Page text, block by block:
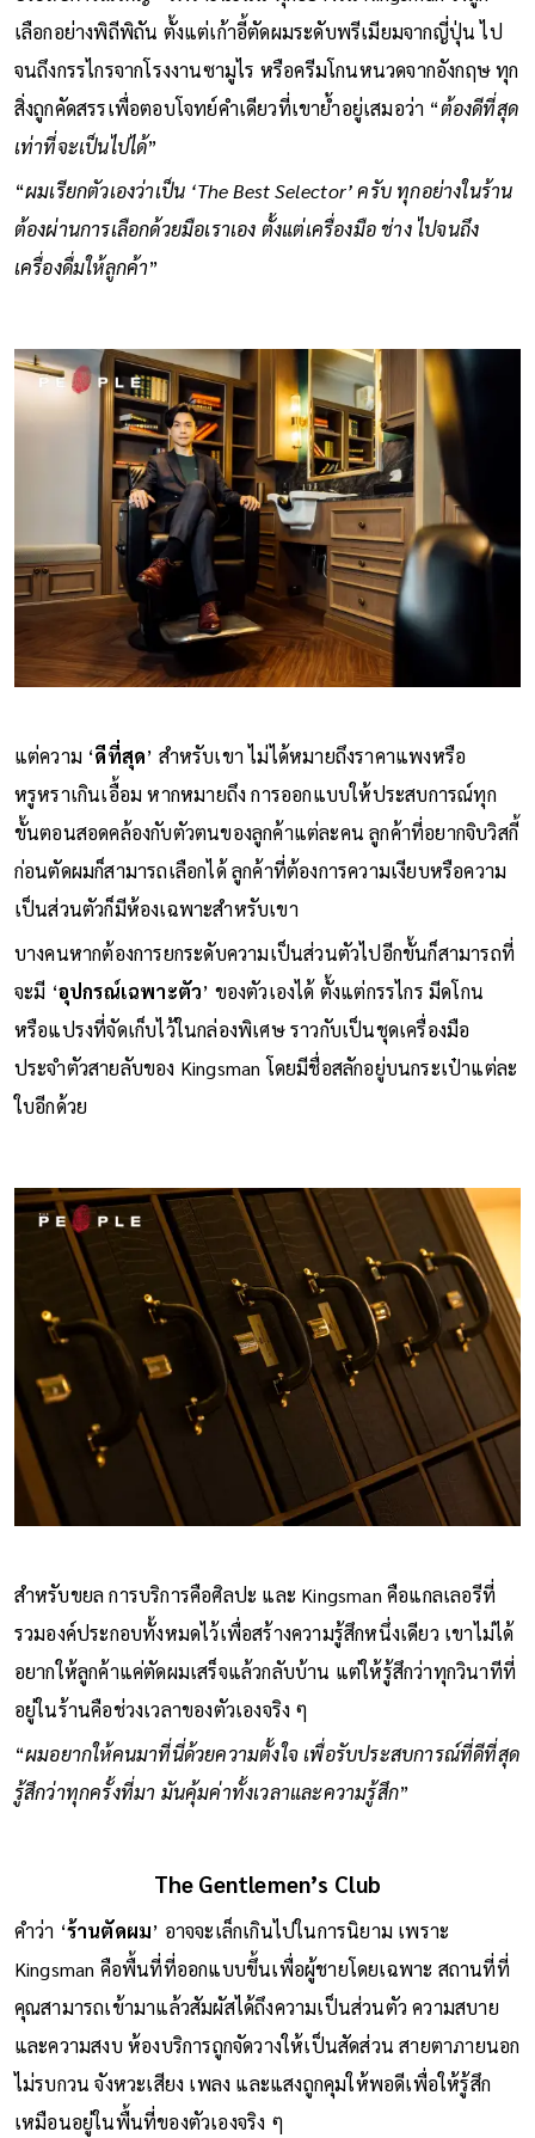
เลือกอย่างพิถีพิถัน ตั้งแต่เก้าอี้ตัดผมระดับพรีเมียมจากญี่ปุ่น ไป
จนถึงกรรไกรจากโรงงานซามูไร หรือครีมโกนหนวดจากอังกฤษ ทุก
สิ่งถูกคัดสรรเพื่อตอบโจทย์คำเดียวที่เขาย้ำอยู่เสมอว่า “ต้องดีที่สุด
เท่าที่จะเป็นไปได้”
“ผมเรียกตัวเองว่าเป็น ‘The Best Selector’ ครับ ทุกอย่างในร้าน
ต้องผ่านการเลือกด้วยมือเราเอง ตั้งแต่เครื่องมือ ช่าง ไปจนถึง
เครื่องดื่มให้ลูกค้า”
แต่ความ ‘ดีที่สุด’ สำหรับเขา ไม่ได้หมายถึงราคาแพงหรือ
หรูหราเกินเอื้อม หากหมายถึง การออกแบบให้ประสบการณ์ทุก
ขั้นตอนสอดคล้องกับตัวตนของลูกค้าแต่ละคน ลูกค้าที่อยากจิบวิสกี้
ก่อนตัดผมก็สามารถเลือกได้ ลูกค้าที่ต้องการความเงียบหรือความ
เป็นส่วนตัวก็มีห้องเฉพาะสำหรับเขา
บางคนหากต้องการยกระดับความเป็นส่วนตัวไปอีกขั้นก็สามารถที่
จะมี ‘อุปกรณ์เฉพาะตัว’ ของตัวเองได้ ตั้งแต่กรรไกร มีดโกน
หรือแปรงที่จัดเก็บไว้ในกล่องพิเศษ ราวกับเป็นชุดเครื่องมือ
ประจำตัวสายลับของ Kingsman โดยมีชื่อสลักอยู่บนกระเป๋าแต่ละ
ใบอีกด้วย
สำหรับขยล การบริการคือศิลปะ และ Kingsman คือแกลเลอรีที่
รวมองค์ประกอบทั้งหมดไว้เพื่อสร้างความรู้สึกหนึ่งเดียว เขาไม่ได้
อยากให้ลูกค้าแค่ตัดผมเสร็จแล้วกลับบ้าน แต่ให้รู้สึกว่าทุกวินาทีที่
อยู่ในร้านคือช่วงเวลาของตัวเองจริง ๆ
“ผมอยากให้คนมาที่นี่ด้วยความตั้งใจ เพื่อรับประสบการณ์ที่ดีที่สุด
รู้สึกว่าทุกครั้งที่มา มันคุ้มค่าทั้งเวลาและความรู้สึก”
The Gentlemen’s Club
คำว่า ‘ร้านตัดผม’ อาจจะเล็กเกินไปในการนิยาม เพราะ
Kingsman คือพื้นที่ที่ออกแบบขึ้นเพื่อผู้ชายโดยเฉพาะ สถานที่ที่
คุณสามารถเข้ามาแล้วสัมผัสได้ถึงความเป็นส่วนตัว ความสบาย
และความสงบ ห้องบริการถูกจัดวางให้เป็นสัดส่วน สายตาภายนอก
ไม่รบกวน จังหวะเสียง เพลง และแสงถูกคุมให้พอดีเพื่อให้รู้สึก
เหมือนอยู่ในพื้นที่ของตัวเองจริง ๆ